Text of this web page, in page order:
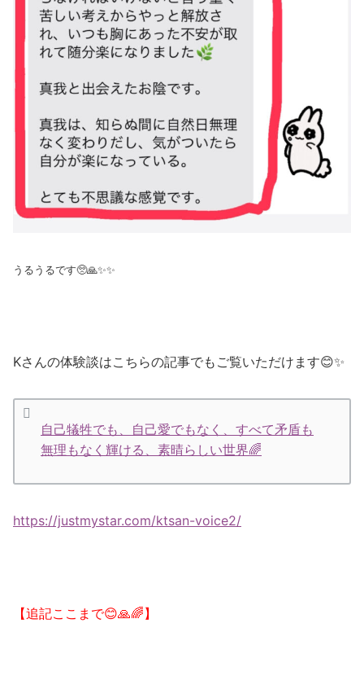
うるうるです🥺🙏✨✨
Kさんの体験談はこちらの記事でもご覧いただけます😊✨
自己犠牲でも、自己愛でもなく、すべて矛盾も
無理もなく輝ける、素晴らしい世界🌈
https://justmystar.com/ktsan-voice2/
【追記ここまで😊🙏🌈】